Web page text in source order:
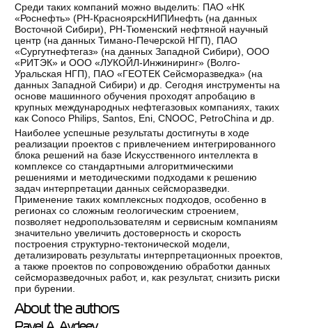
Среди таких компаний можно выделить: ПАО «НК
«Роснефть» (РН-КрасноярскНИПИнефть (на данных
Восточной Сибири), РН-Тюменский нефтяной научный
центр (на данных Тимано-Печерской НГП), ПАО
«Сургутнефтегаз» (на данных Западной Сибири), ООО
«РИТЭК» и ООО «ЛУКОЙЛ-Инжиниринг» (Волго-
Уральская НГП), ПАО «ГЕОТЕК Сейсморазведка» (на
данных Западной Сибири) и др. Сегодня инструменты на
основе машинного обучения проходят апробацию в
крупных международных нефтегазовых компаниях, таких
как Conoco Philips, Santos, Eni, CNOOC, PetroChina и др.
Наиболее успешные результаты достигнуты в ходе
реализации проектов с привлечением интегрированного
блока решений на базе Искусственного интеллекта в
комплексе со стандартными алгоритмическими
решениями и методическими подходами к решению
задач интерпретации данных сейсморазведки.
Применение таких комплексных подходов, особенно в
регионах со сложным геологическим строением,
позволяет недропользователям и сервисным компаниям
значительно увеличить достоверность и скорость
построения структурно-тектонической модели,
детализировать результаты интерпретационных проектов,
а также проектов по сопровождению обработки данных
сейсморазведочных работ, и, как результат, снизить риски
при бурении.
About the authors